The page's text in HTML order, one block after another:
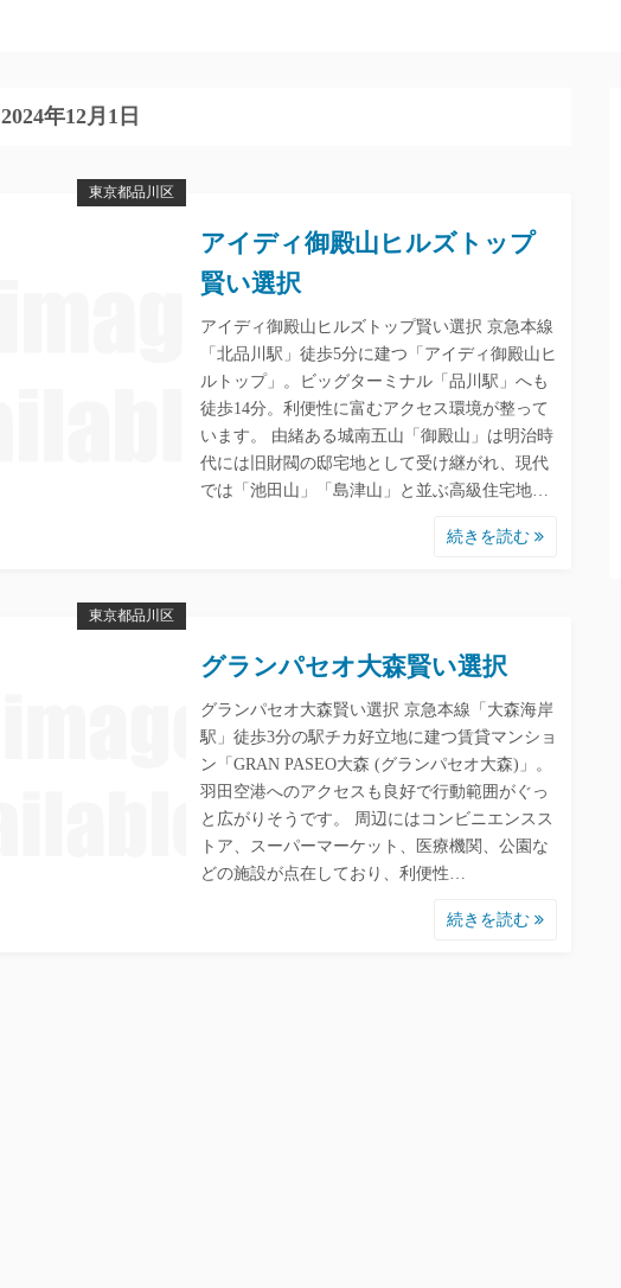
2024年12月1日
東京都品川区
アイディ御殿山ヒルズトップ
賢い選択
アイディ御殿山ヒルズトップ賢い選択 京急本線
「北品川駅」徒歩5分に建つ「アイディ御殿山ヒ
ルトップ」。ビッグターミナル「品川駅」へも
徒歩14分。利便性に富むアクセス環境が整って
います。 由緒ある城南五山「御殿山」は明治時
代には旧財閥の邸宅地として受け継がれ、現代
では「池田山」「島津山」と並ぶ高級住宅地…
続きを読む
東京都品川区
グランパセオ大森賢い選択
グランパセオ大森賢い選択 京急本線「大森海岸
駅」徒歩3分の駅チカ好立地に建つ賃貸マンショ
ン「GRAN PASEO大森 (グランパセオ大森)」。
羽田空港へのアクセスも良好で行動範囲がぐっ
と広がりそうです。 周辺にはコンビニエンスス
トア、スーパーマーケット、医療機関、公園な
どの施設が点在しており、利便性…
続きを読む